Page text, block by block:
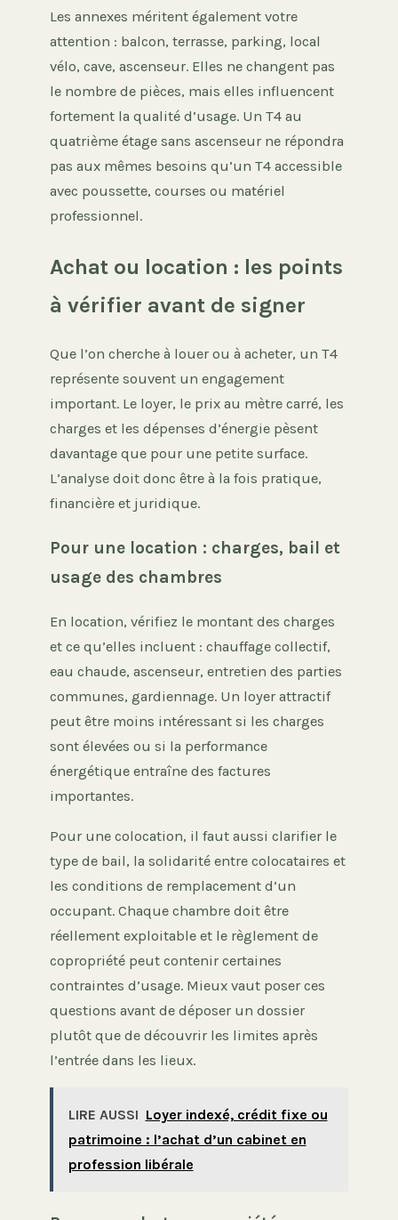
Les annexes méritent également votre
attention : balcon, terrasse, parking, local
vélo, cave, ascenseur. Elles ne changent pas
le nombre de pièces, mais elles influencent
fortement la qualité d’usage. Un T4 au
quatrième étage sans ascenseur ne répondra
pas aux mêmes besoins qu’un T4 accessible
avec poussette, courses ou matériel
professionnel.
Achat ou location : les points
à vérifier avant de signer
Que l’on cherche à louer ou à acheter, un T4
représente souvent un engagement
important. Le loyer, le prix au mètre carré, les
charges et les dépenses d’énergie pèsent
davantage que pour une petite surface.
L’analyse doit donc être à la fois pratique,
financière et juridique.
Pour une location : charges, bail et
usage des chambres
En location, vérifiez le montant des charges
et ce qu’elles incluent : chauffage collectif,
eau chaude, ascenseur, entretien des parties
communes, gardiennage. Un loyer attractif
peut être moins intéressant si les charges
sont élevées ou si la performance
énergétique entraîne des factures
importantes.
Pour une colocation, il faut aussi clarifier le
type de bail, la solidarité entre colocataires et
les conditions de remplacement d’un
occupant. Chaque chambre doit être
réellement exploitable et le règlement de
copropriété peut contenir certaines
contraintes d’usage. Mieux vaut poser ces
questions avant de déposer un dossier
plutôt que de découvrir les limites après
l’entrée dans les lieux.
LIRE AUSSI Loyer indexé, crédit fixe ou
patrimoine : l’achat d’un cabinet en
profession libérale